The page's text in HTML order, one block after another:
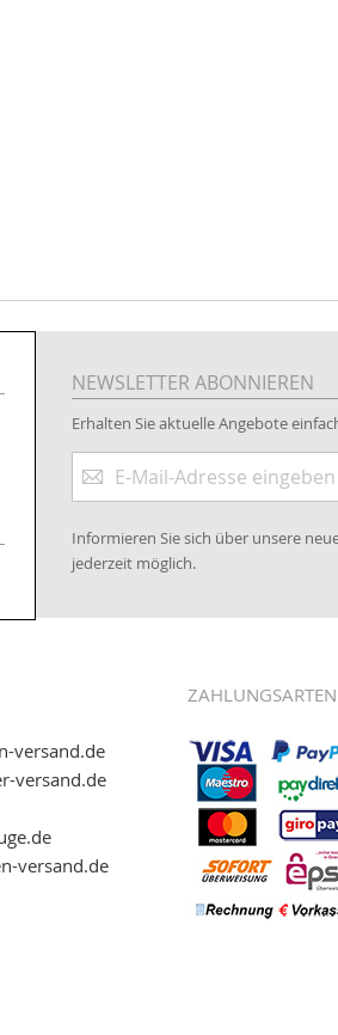
NEWSLETTER ABONNIEREN
Erhalten Sie aktuelle Angebote
zum
Informieren Sie sich über unsere
jederzeit möglich.
versand.de
versand.de
versand.de
ZAHLUNGSARTEN